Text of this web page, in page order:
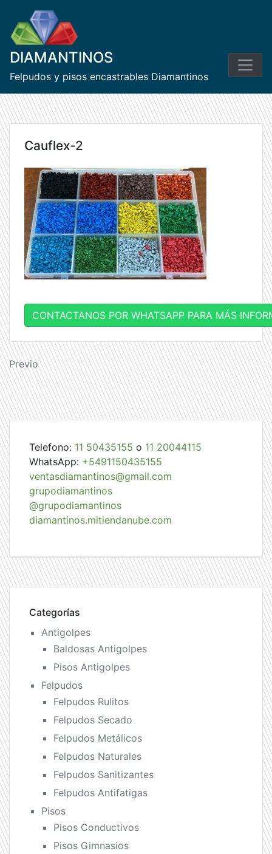
content
DIAMANTINOS
Felpudos y pisos encastrables Diamantinos
Cauflex-2
CONTACTANOS POR WHATSAPP PARA MÁS
Navegación
de
entradas
Previo
Telefono: 11 50435155 o 11 20044115
WhatsApp: +5491150435155
ventasdiamantinos@gmail.com
grupodiamantinos
@grupodiamantinos
diamantinos.mitiendanube.com
Categorías
Antigolpes
Baldosas Antigolpes
Pisos Antigolpes
Felpudos
Felpudos Rulitos
Felpudos Secado
Felpudos Metálicos
Felpudos Naturales
Felpudos Sanitizantes
Felpudos Antifatigas
Pisos
Pisos Conductivos
Pisos Gimnasios